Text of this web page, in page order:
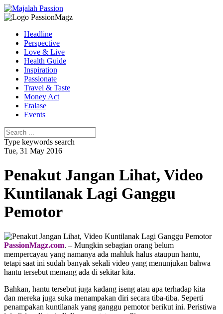
Headline
Perspective
Love & Live
Health Guide
Inspiration
Passionate
Travel & Taste
Money Act
Etalase
Events
Type keywords search
Tue, 31 May 2016
Penakut Jangan Lihat, Video
Kuntilanak Lagi Ganggu
Pemotor
PassionMagz.com. – Mungkin sebagian orang belum
mempercayau yang namanya ada mahluk halus ataupun hantu,
tetapi saat ini sudah banyak sekali video yang menunjukan bahwa
hantu tersebut memang ada di sekitar kita.
Bahkan, hantu tersebut juga kadang iseng atau apa terhadap kita
dan mereka juga suka menampakan diri secara tiba-tiba. Seperti
penampakan kuntilanak yang ganggu pemotor berikut ini. Peristiwa